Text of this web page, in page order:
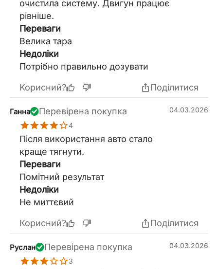
очистила систему. Двигун працює
рівніше.
Переваги
Велика тара
Недоліки
Потрібно правильно дозувати
Корисний? Поділитися
Ганна Перевірена покупка
04.03.2026
4
Після використання авто стало
краще тягнути.
Переваги
Помітний результат
Недоліки
Не миттєвий
Корисний? Поділитися
Руслан Перевірена покупка
04.03.2026
3